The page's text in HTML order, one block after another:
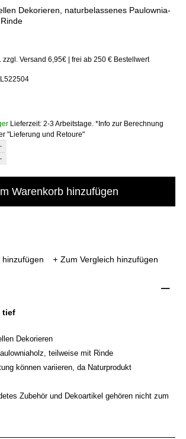
Dekorieren, naturbelassenes Paulownia-
zzgl. Versand 6,95€ | frei ab 250 € Bestellwert
Lieferzeit: 2-3 Arbeitstage. *Info zur Berechnung
"Lieferung und Retoure"
Warenkorb hinzufügen
Zum Vergleich hinzufügen
–
tief
Dekorieren
teilweise mit Rinde
können variieren, da Naturprodukt
Zubehör und Dekoartikel gehören nicht zum